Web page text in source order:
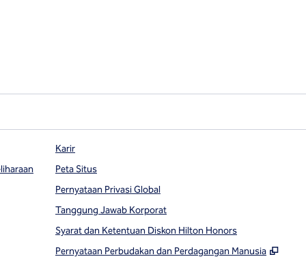
Karir
Peta Situs
Pernyataan Privasi Global
Tanggung Jawab Korporat
Syarat dan Ketentuan Diskon Hilton Honors
Pernyataan Perbudakan dan Perdagangan Manusia
,